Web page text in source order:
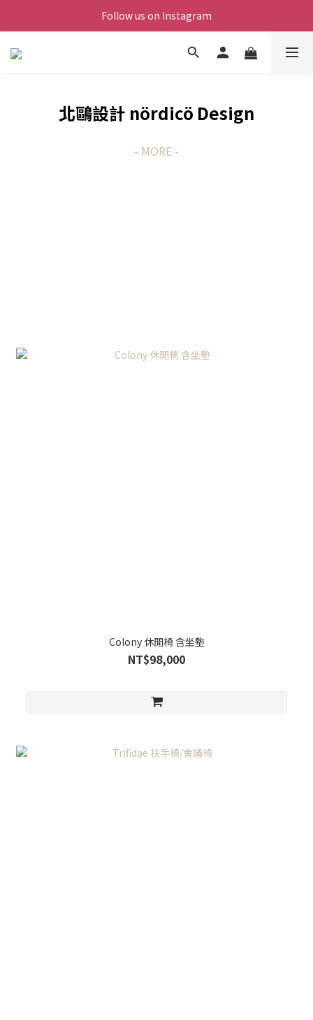
Follow us on Instagram
北鷗設計 nördicö Design
- MORE -
Colony 休閒椅 含坐墊
NT$98,000